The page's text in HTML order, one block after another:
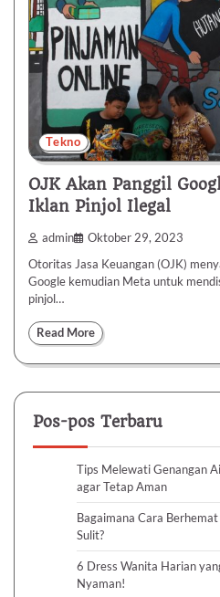
Tekno
OJK Akan Panggil
Iklan Pinjol Ilegal
admin Oktober 29, 2023
Otoritas Jasa Keuangan (OJK)
Google kemudian Meta untuk
pinjol…
Read More
Pos-pos Terbaru
Tips Melewati Genangan
agar Tetap Aman
Bagaimana Cara
Sulit?
6 Dress Wanita Harian
Nyaman!